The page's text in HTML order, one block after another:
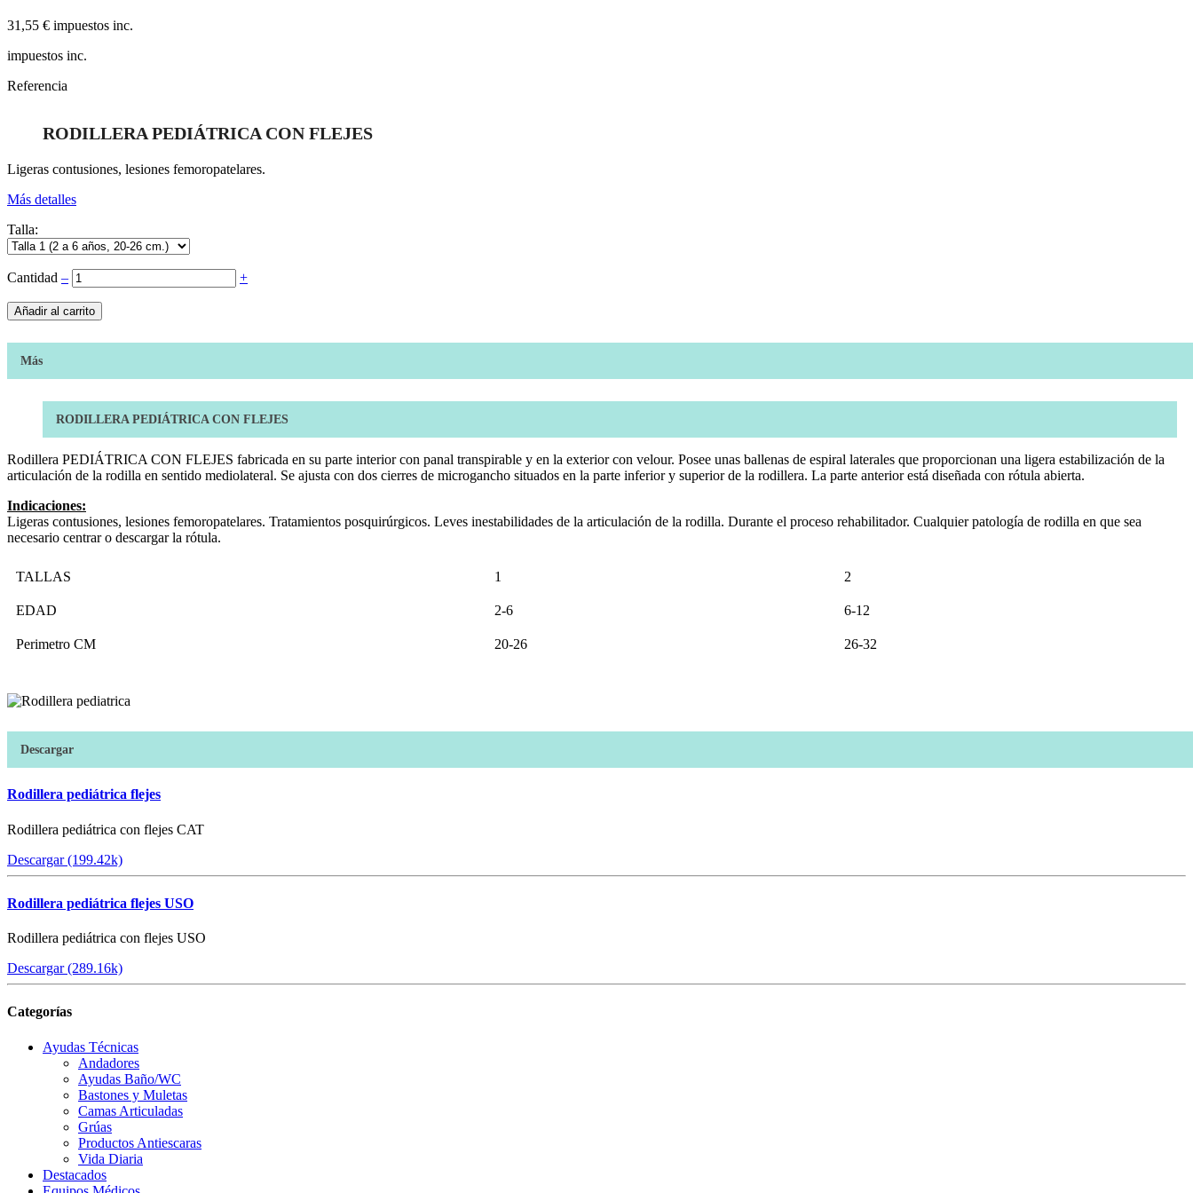
31,55 € impuestos inc.
impuestos inc.
Referencia
RODILLERA PEDIÁTRICA CON FLEJES
Ligeras contusiones, lesiones femoropatelares.
Más detalles
Talla:
Cantidad ‒ +
Añadir al carrito
Más
RODILLERA PEDIÁTRICA CON FLEJES
Rodillera PEDIÁTRICA CON FLEJES fabricada en su parte interior con panal transpirable y en la exterior con velour. Posee unas ballenas de espiral laterales que proporcionan una ligera estabilización de la
articulación de la rodilla en sentido mediolateral. Se ajusta con dos cierres de microgancho situados en la parte inferior y superior de la rodillera. La parte anterior está diseñada con rótula abierta.
Indicaciones:
Ligeras contusiones, lesiones femoropatelares. Tratamientos posquirúrgicos. Leves inestabilidades de la articulación de la rodilla. Durante el proceso rehabilitador. Cualquier patología de rodilla en que sea
necesario centrar o descargar la rótula.
TALLAS 1 2
EDAD 2-6 6-12
Perimetro CM 20-26 26-32
Descargar
Rodillera pediátrica flejes
Rodillera pediátrica con flejes CAT
Descargar (199.42k)
Rodillera pediátrica flejes USO
Rodillera pediátrica con flejes USO
Descargar (289.16k)
Categorías
Ayudas Técnicas
Andadores
Ayudas Baño/WC
Bastones y Muletas
Camas Articuladas
Grúas
Productos Antiescaras
Vida Diaria
Destacados